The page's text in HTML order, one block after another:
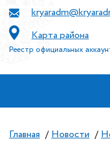
Карта района
Реестр официальных
Главная / Новости /